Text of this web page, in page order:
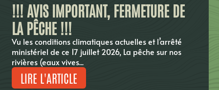
!!! AVIS IMPORTANT, FERMETURE DE
LA PÊCHE !!!
Vu les conditions climatiques actuelles et l’arrêté
ministériel de ce 17 juillet 2026, La pêche sur nos
rivières (eaux vives...
LIRE L'ARTICLE